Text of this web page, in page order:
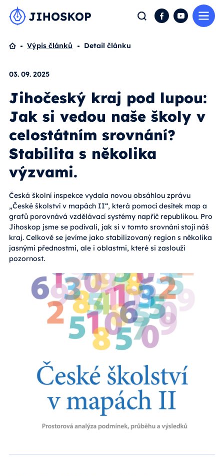
Hledat FacebookYouTube
Domů
Výpis článků Detail článku
03. 09. 2025
Jihočeský kraj pod lupou:
Jak si vedou naše školy v
celostátním srovnání?
Stabilita s několika
výzvami.
Česká školní inspekce vydala novou obsáhlou zprávu
„České školství v mapách II“, která pomocí desítek map a
grafů porovnává vzdělávací systémy napříč republikou. Pro
Jihoskop jsme se podívali, jak si v tomto srovnání stojí náš
kraj. Celkově se jevíme jako stabilizovaný region s několika
jasnými přednostmi, ale i oblastmi, které si zaslouží
pozornost.